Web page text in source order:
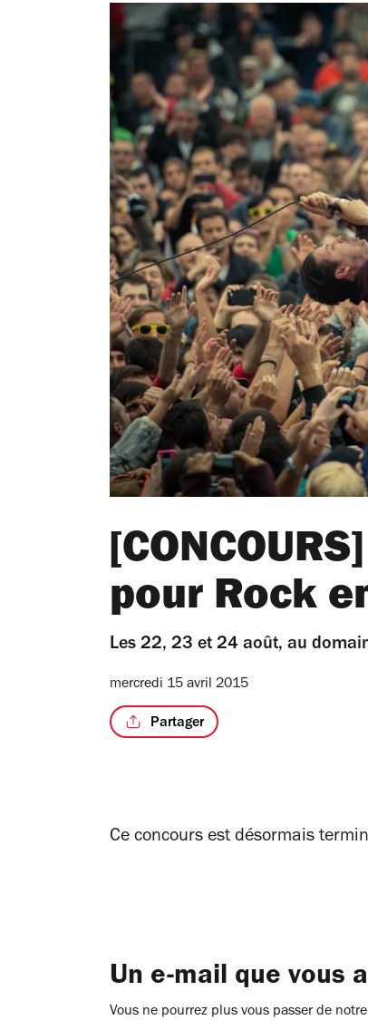
pour Rock
Les 22, 23 et 24 août, au
mercredi 15 avril 2015
Partager
Ce concours est désormais
Un e-mail que vous
Vous ne pourrez plus vous passer de